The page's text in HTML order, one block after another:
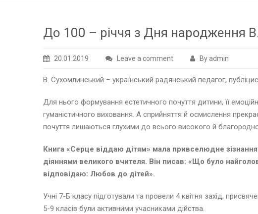
До 100 – річчя з Дня народження
20.01.2019 Leave a comment By admin
В. Сухомлинський – український радянський педагог,
Для нього формування естетичного почуття дитини, її
гуманістичного виховання. А сприйняття й осмислення
почуття лишаються глухими до всього високого й
Книга «Серце віддаю дітям» мала привселюдне
діяннями великого вчителя. Він писав: «Що було
відповідаю: Любов до дітей».
Учні 7-Б класу підготували та провели 4 квітня захід,
5-9 класів були активними учасниками дійства.